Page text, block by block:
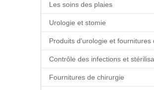
Les soins des plaies
Urologie et stomie
Fournitures de chirurgie